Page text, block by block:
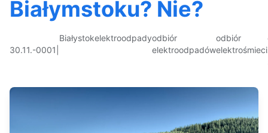
Białymstoku? Nie?
30.11.-0001
Białystokelektroodpadyodbiór
elektroodpadów
odbiór
elektrośmieci